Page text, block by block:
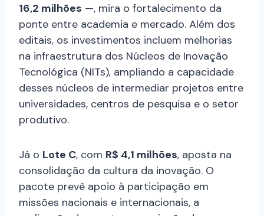
16,2 milhões —, mira o fortalecimento da
ponte entre academia e mercado. Além dos
editais, os investimentos incluem melhorias
na infraestrutura dos Núcleos de Inovação
Tecnológica (NITs), ampliando a capacidade
desses núcleos de intermediar projetos entre
universidades, centros de pesquisa e o setor
produtivo.
Já o Lote C, com R$ 4,1 milhões, aposta na
consolidação da cultura da inovação. O
pacote prevê apoio à participação em
missões nacionais e internacionais, a